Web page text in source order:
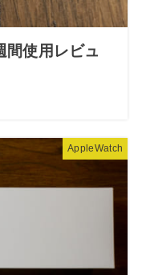
使用レビュ
AppleWatch